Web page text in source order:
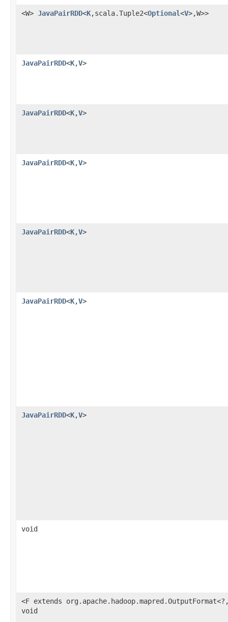
<W> JavaPairRDD<K,scala.Tuple2<Optional<V>,W>>
JavaPairRDD<K,V>
JavaPairRDD<K,V>
JavaPairRDD<K,V>
JavaPairRDD<K,V>
JavaPairRDD<K,V>
JavaPairRDD<K,V>
void
<F extends
void